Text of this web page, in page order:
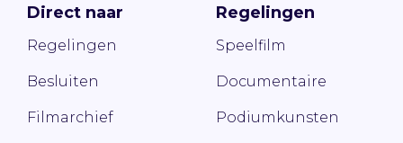
Direct naar
Regelingen
Besluiten
Filmarchief
Regelingen
Speelfilm
Documentaire
Podiumkunsten